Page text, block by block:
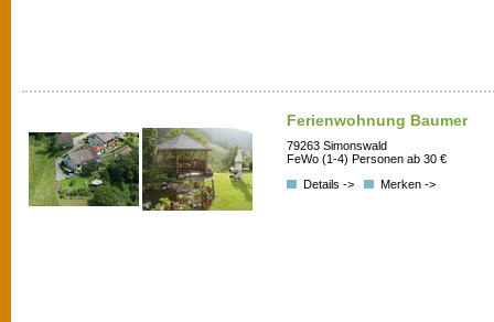
Ferienwohnung Baumer
79263 Simonswald
FeWo (1-4) Personen ab 30 €
Details ->
Merken ->